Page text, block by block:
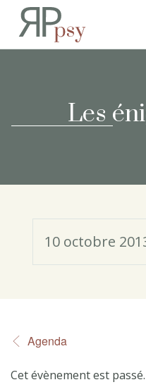
Les
10 octobre
Agenda
Cet évènement est passé.